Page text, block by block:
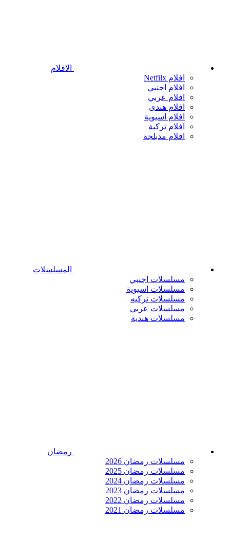
الافلام
افلام Netfilx
افلام اجنبي
افلام عربي
افلام هندى
افلام اسيوية
افلام تركية
افلام مدبلجة
المسلسلات
مسلسلات اجنبي
مسلسلات اسيوية
مسلسلات تركيه
مسلسلات عربي
مسلسلات هندية
رمضان
مسلسلات رمضان 2026
مسلسلات رمضان 2025
مسلسلات رمضان 2024
مسلسلات رمضان 2023
مسلسلات رمضان 2022
مسلسلات رمضان 2021